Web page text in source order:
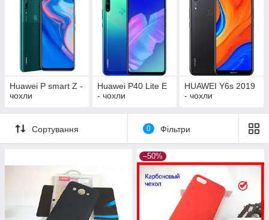
Huawei P smart Z -
чохли
Huawei P40 Lite E
- чохли
HUAWEI Y6s 2019
- чохли
Сортування 0 Фільтри
–50%